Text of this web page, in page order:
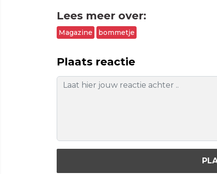
Lees meer over:
Magazine bommetje
Plaats reactie